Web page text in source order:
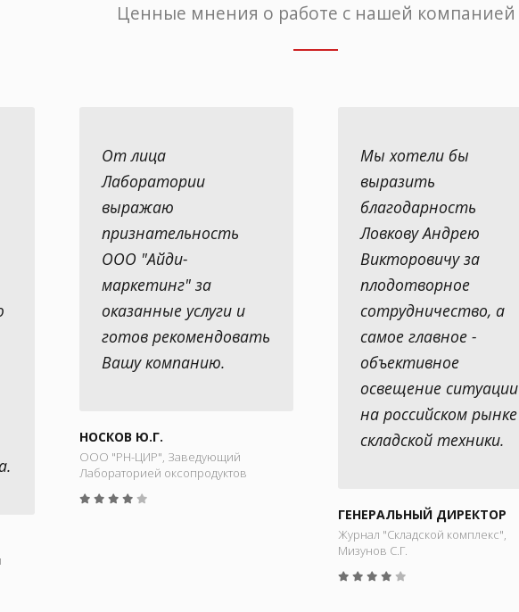
Ценные мнения о работе с нашей компанией
От лица
Лаборатории
выражаю
признательность
ООО "Айди-
маркетинг" за
оказанные услуги и
готов рекомендовать
Вашу компанию.
НОСКОВ Ю.Г.
ООО "РН-ЦИР", Заведующий
Лабораторией оксопродуктов
Мы хотели бы
выразить
благодарность
Ловкову Андрею
Викторовичу за
плодотворное
сотрудничество, а
самое главное -
объективное
освещение ситуации
на российском рынке
складской техники.
ГЕНЕРАЛЬНЫЙ ДИРЕКТОР
Журнал "Складской комплекс",
Мизунов С.Г.